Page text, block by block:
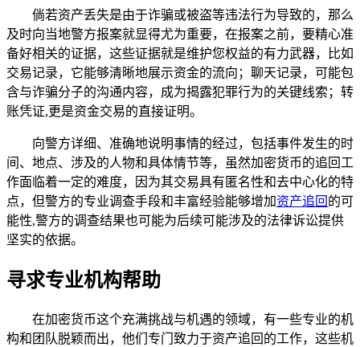
倘若资产丢失是由于诈骗或被盗等违法行为导致的，那么
及时向当地警方报案就显得尤为重要，在报案之前，要精心准
备好相关的证据，这些证据就是维护您权益的有力武器，比如
交易记录，它能够清晰地展示资金的流向；聊天记录，可能包
含与诈骗分子的沟通内容，成为揭露犯罪行为的关键线索；转
账凭证,更是资金交易的直接证明。
向警方详细、准确地说明事情的经过，包括事件发生的时
间、地点、涉及的人物和具体情节等，虽然加密货币的追回工
作面临着一定的难度，因为其交易具有匿名性和去中心化的特
点，但警方的专业调查手段和丰富经验能够增加资产追回 的可
能性,警方的调查结果也可能为后续可能涉及的法律诉讼提供
坚实的依据。
寻求专业机构帮助
在加密货币这个充满挑战与机遇的领域，有一些专业的机
构和团队脱颖而出，他们专门致力于资产追回的工作，这些机